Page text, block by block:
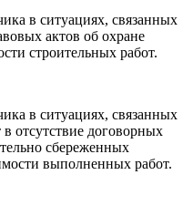
в ситуациях, связанных
актов об охране
строительных работ.
в ситуациях, связанных
отсутствие договорных
сбереженных
выполненных работ.